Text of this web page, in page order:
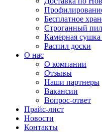
Бесплатное
Строганный
Камерная сушка
Распил доски
О нас
О компании
Отзывы
Наши партнеры
Вакансии
Вопрос-ответ
Прайс-лист
Новости
Контакты